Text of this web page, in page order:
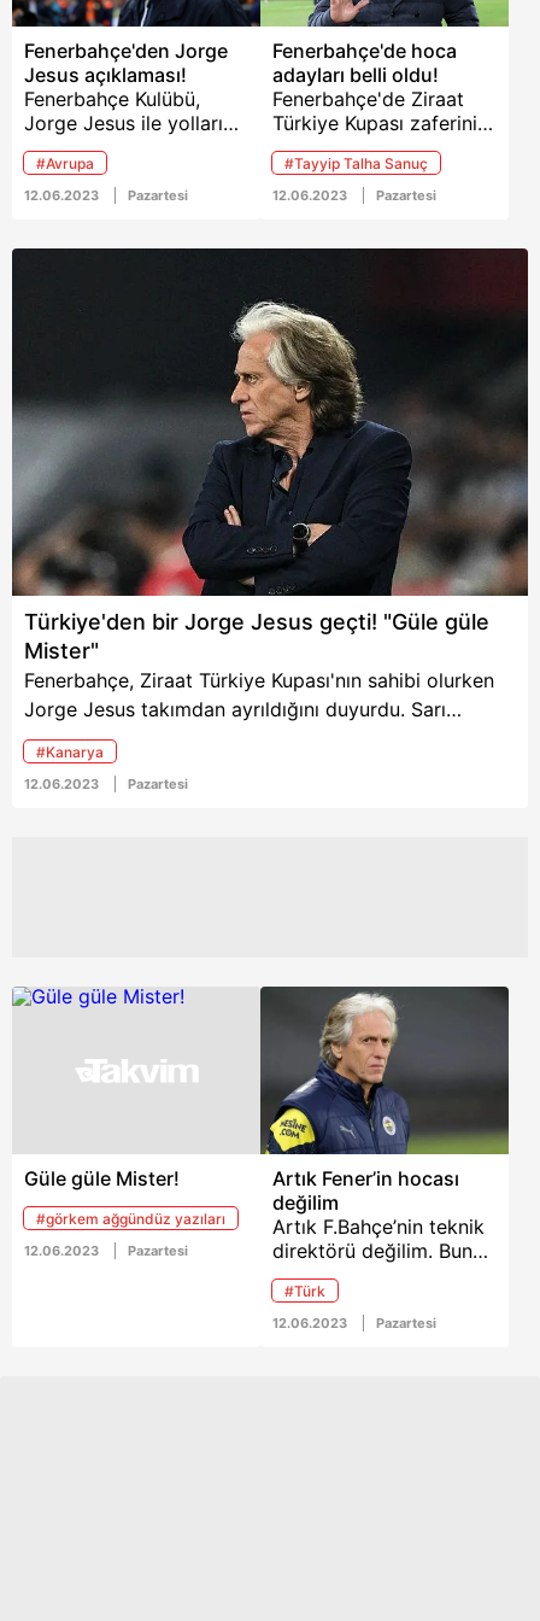
Fenerbahçe'den Jorge
Jesus açıklaması!
Fenerbahçe Kulübü,
Jorge Jesus ile yolların
ayrıldığını bu sözlerle
duyurdu...
#Avrupa
12.06.2023 Pazartesi
Fenerbahçe'de hoca
adayları belli oldu!
Fenerbahçe'de Ziraat
Türkiye Kupası zaferinin
ardından Jorge Jesus ile
yollar ayrıldı. Kanarya
bu gelişmenin ardından
duyururken hoca
İşte o isimler...
#Tayyip Talha Sanuç
12.06.2023 Pazartesi
Türkiye'den bir Jorge Jesus geçti! "Güle güle
Mister"
Fenerbahçe, Ziraat Türkiye Kupası'nın sahibi olurken
Jorge Jesus takımdan ayrıldığını duyurdu. Sarı
lacivertli taraftarlara kupayla veda eden Portekizli,
damakta acı bir tat bırakarak ayrıldı Türkiye'den.
Editörümüz Görkem Ağgündüz; yaptığı açıklamalarla,
#Kanarya
12.06.2023 Pazartesi
Güle güle Mister!
#görkem ağgündüz yazıları
12.06.2023 Pazartesi
Artık Fener’in hocası
değilim
Artık F.Bahçe’nin teknik
direktörü değilim. Bunu
başkanımıza birkaç
hafta önce söylemiştim.
Bu ülkede büyük bir
#Türk
12.06.2023 Pazartesi